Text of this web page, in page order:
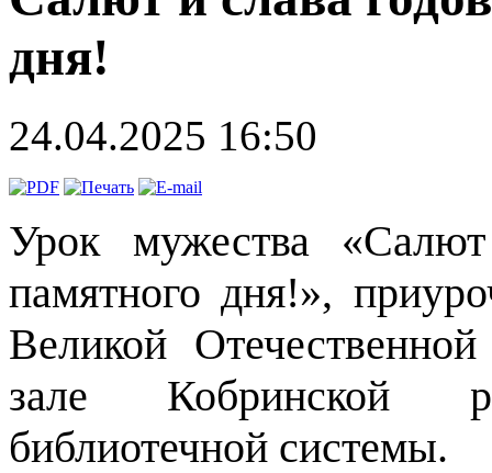
дня!
24.04.2025 16:50
Урок мужества
памятного дня!»,
Великой
зале Кобринской
библиотечной системы.